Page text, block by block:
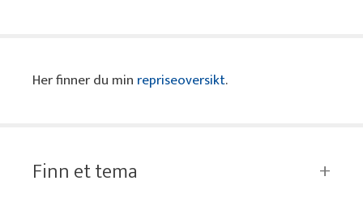
Her finner du min repriseoversikt.
Finn et tema